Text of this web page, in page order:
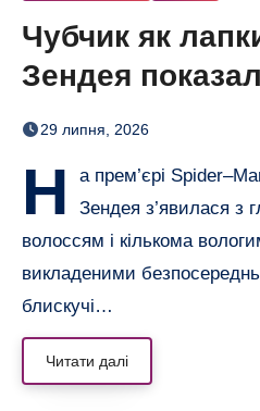
Чубчик як
Зендея
Bangs
29 липня, 2026
Н
а прем’єрі
Зендея з’явилася з
волоссям і кількома
викладеними
блискучі…
Читати далі